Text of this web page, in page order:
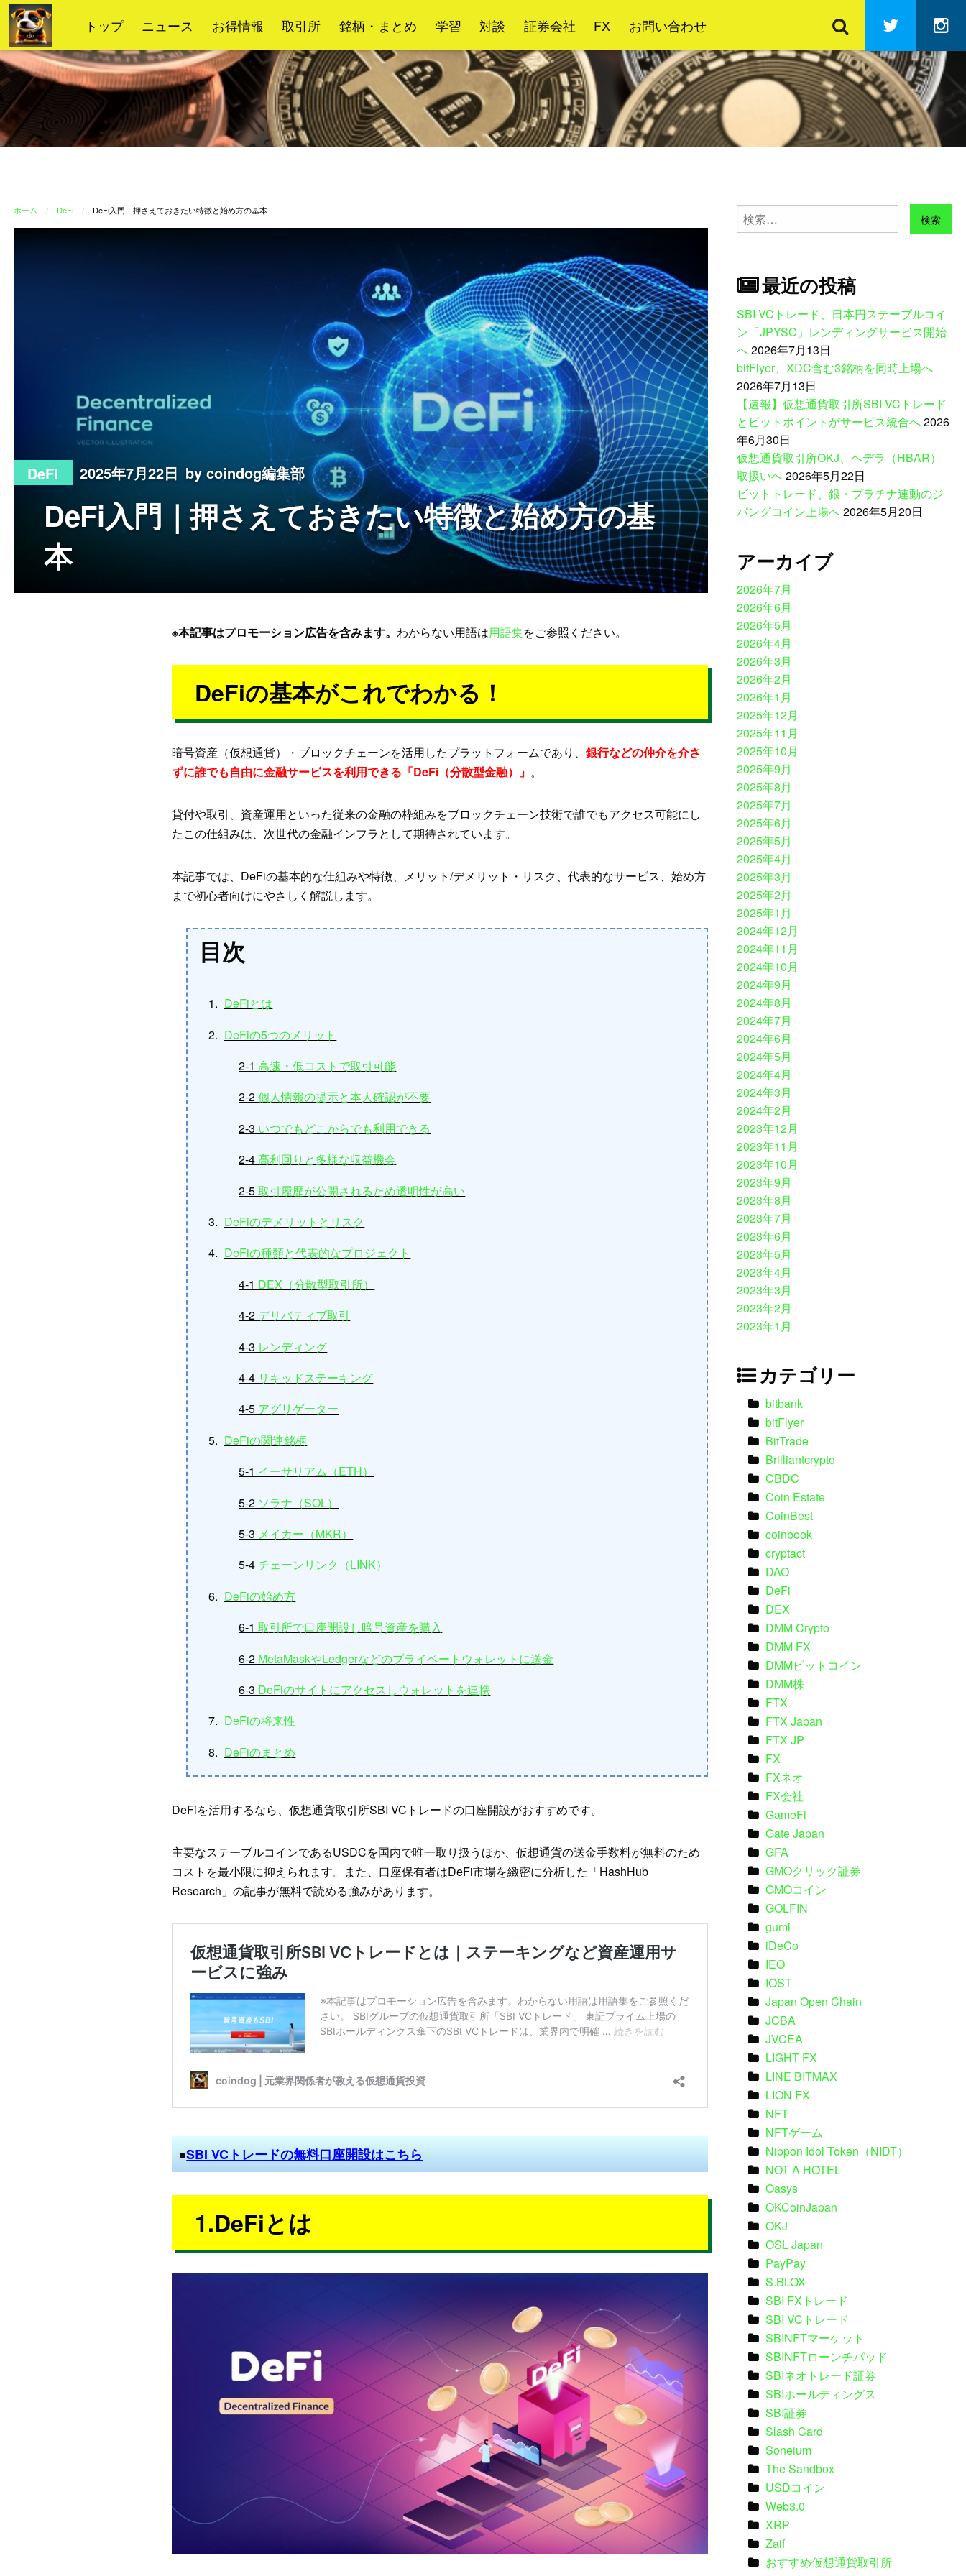
コ
ン
テ
ン
ツ
へ
ス
キ
ッ
トップ ニュース お得情報 取引所 銘柄・まとめ 学習 対談 証券会社 FX お問い合わせ Twitter
ホーム DeFi DeFi入門｜押さえておきたい特徴と始め方の基本
DeFi 2025年7月22日 by coindog編集部
DeFi入門｜押さえておきたい特徴と始め方の基
本
※本記事はプロモーション広告を含みます。わからない用語は用語集をご参照ください。
DeFiの基本がこれでわかる！
暗号資産（仮想通貨）・ブロックチェーンを活用したプラットフォームであり、銀行などの仲介を介さ
ずに誰でも自由に金融サービスを利用できる「DeFi（分散型金融）」 。
貸付や取引、資産運用といった従来の金融の枠組みをブロックチェーン技術で誰でもアクセス可能にし
たこの仕組みは、次世代の金融インフラとして期待されています。
本記事では、DeFiの基本的な仕組みや特徴、メリット/デメリット・リスク、代表的なサービス、始め方
まで初心者向けにやさしく解説します。
目次
DeFiとは
DeFiの5つのメリット
2-1高速・低コストで取引可能
2-2個人情報の提示と本人確認が不要
2-3 いつでもどこからでも利用できる
2-4高利回りと多様な収益機会
2-5取引履歴が公開されるため透明性が高い
DeFiのデメリットとリスク
DeFiの種類と代表的なプロジェクト
4-1 DEX（分散型取引所）
4-2 デリバティブ取引
4-3 レンディング
4-4 リキッドステーキング
4-5 アグリゲーター
DeFiの関連銘柄
5-1 イーサリアム（ETH）
5-2 ソラナ（SOL）
5-3 メイカー（MKR）
5-4チェーンリンク（LINK）
DeFiの始め方
6-1取引所で口座開設し暗号資産を購入
6-2 MetaMaskやLedgerなどのプライベートウォレットに送金
6-3 DeFiのサイトにアクセスしウォレットを連携
DeFiの将来性
DeFiのまとめ
DeFiを活用するなら、仮想通貨取引所SBI VCトレードの口座開設がおすすめです。
主要なステーブルコインであるUSDCを国内で唯一取り扱うほか、仮想通貨の送金手数料が無料のため
コストを最小限に抑えられます。また、口座保有者はDeFi市場を緻密に分析した「HashHub
Research」の記事が無料で読める強みがあります。
■SBI VCトレードの無料口座開設はこちら
1.DeFiとは
検
索:
最近の投稿
SBI VCトレード、日本円ステーブルコイ
ン「JPYSC」レンディングサービス開始
へ2026年7月13日
bitFlyer、XDC含む3銘柄を同時上場へ
2026年7月13日
【速報】仮想通貨取引所SBI VCトレード
とビットポイントがサービス統合へ2026
年6月30日
仮想通貨取引所OKJ、ヘデラ（HBAR）
取扱いへ2026年5月22日
ビットトレード、銀・プラチナ連動のジ
パングコイン上場へ2026年5月20日
アーカイブ
2026年7月
2026年6月
2026年5月
2026年4月
2026年3月
2026年2月
2026年1月
2025年12月
2025年11月
2025年10月
2025年9月
2025年8月
2025年7月
2025年6月
2025年5月
2025年4月
2025年3月
2025年2月
2025年1月
2024年12月
2024年11月
2024年10月
2024年9月
2024年8月
2024年7月
2024年6月
2024年5月
2024年4月
2024年3月
2024年2月
2023年12月
2023年11月
2023年10月
2023年9月
2023年8月
2023年7月
2023年6月
2023年5月
2023年4月
2023年3月
2023年2月
2023年1月
カテゴリー
bitbank
bitFlyer
BitTrade
Brilliantcrypto
CBDC
Coin Estate
CoinBest
coinbook
cryptact
DAO
DeFi
DEX
DMM Crypto
DMM FX
DMMビットコイン
DMM株
FTX
FTX Japan
FTX JP
FX
FXネオ
FX会社
GameFi
Gate Japan
GFA
GMOクリック証券
GMOコイン
GOLFIN
gumi
iDeCo
IEO
IOST
Japan Open Chain
JCBA
JVCEA
LIGHT FX
LINE BITMAX
LION FX
NFT
NFTゲーム
Nippon Idol Token（NIDT）
NOT A HOTEL
Oasys
OKCoinJapan
OKJ
OSL Japan
PayPay
S.BLOX
SBI FXトレード
SBI VCトレード
SBINFTマーケット
SBINFTローンチパッド
SBIネオトレード証券
SBIホールディングス
SBI証券
Slash Card
Soneium
The Sandbox
USDコイン
Web3.0
XRP
Zaif
おすすめ仮想通貨取引所